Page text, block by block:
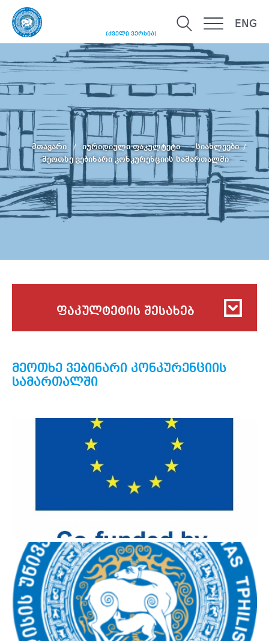
(ძველი ვერსია)
ENG
მთავარი იურიდიული ფაკულტეტი
სიახლეები
მეოთხე ვებინარი კონკურენციის სამართალში
ფაკულტეტის შესახებ
მეოთხე ვებინარი კონკურენციის
სამართალში